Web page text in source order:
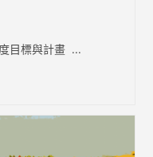
目標與計畫 ...